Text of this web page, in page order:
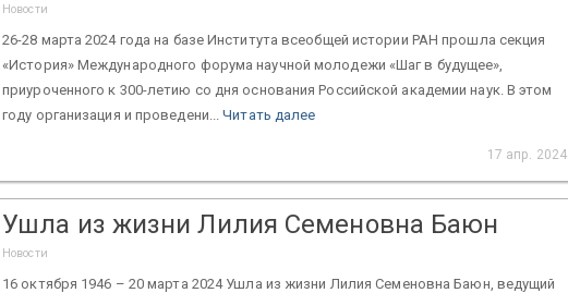
Новости
26-28 марта 2024 года на базе Института всеобщей истории РАН прошла секция
«История» Международного форума научной молодежи «Шаг в будущее»,
приуроченного к 300-летию со дня основания Российской академии наук. В этом
году организация и проведени...Читать далее
17 апр. 2024
Ушла из жизни Лилия Семеновна Баюн
Новости
16 октября 1946 – 20 марта 2024 Ушла из жизни Лилия Семеновна Баюн, ведущий